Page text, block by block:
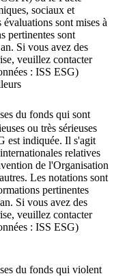
sociaux et
sont mises à
pertinentes sont
Si vous avez des
veuillez contacter
: ISS ESG)
du fonds qui sont
ou très sérieuses
est indiquée. Il s'agit
relatives
de l'Organisation
Les notations sont
pertinentes
Si vous avez des
veuillez contacter
: ISS ESG)
du fonds qui violent